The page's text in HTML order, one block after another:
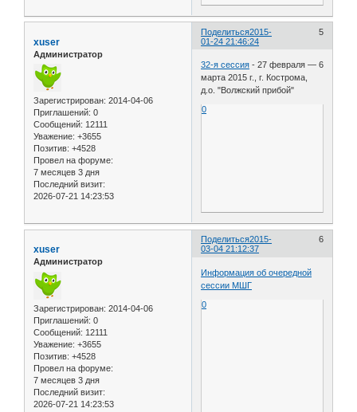
Поделиться 5
2015-
01-24 21:46:24
xuser
Администратор
Зарегистрирован: 2014-04-06
Приглашений: 0
Сообщений: 12111
Уважение: +3655
Позитив: +4528
Провел на форуме:
7 месяцев 3 дня
Последний визит:
2026-07-21 14:23:53
32-я сессия - 27 февраля — 6
марта 2015 г., г. Кострома,
д.о. "Волжский прибой"
0
Поделиться 6
2015-
03-04 21:12:37
xuser
Администратор
Зарегистрирован: 2014-04-06
Приглашений: 0
Сообщений: 12111
Уважение: +3655
Позитив: +4528
Провел на форуме:
7 месяцев 3 дня
Последний визит:
2026-07-21 14:23:53
Информация об очередной
сессии МШГ
0